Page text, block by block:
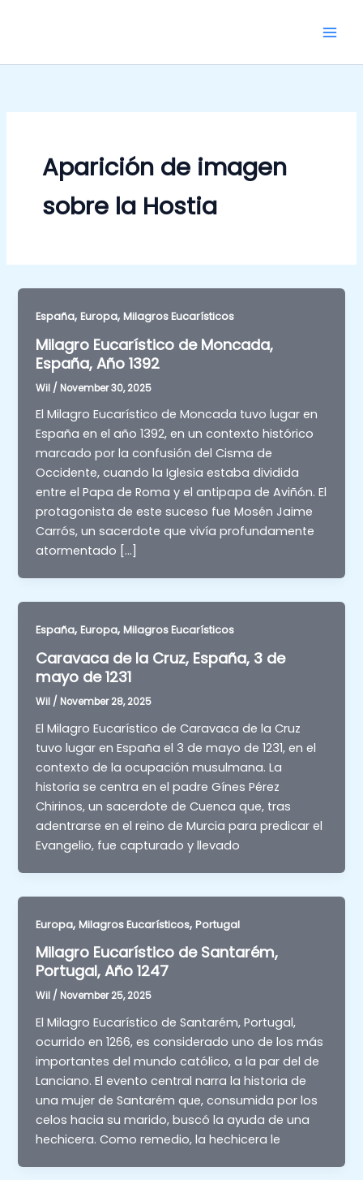
Aparición de imagen
sobre la Hostia
España,Europa,Milagros Eucarísticos
Milagro Eucarístico de Moncada,
España, Año 1392
Wil / November 30, 2025
El Milagro Eucarístico de Moncada tuvo lugar en
España en el año 1392, en un contexto histórico
marcado por la confusión del Cisma de
Occidente, cuando la Iglesia estaba dividida
entre el Papa de Roma y el antipapa de Aviñón. El
protagonista de este suceso fue Mosén Jaime
Carrós, un sacerdote que vivía profundamente
atormentado […]
España,Europa,Milagros Eucarísticos
Caravaca de la Cruz, España, 3 de
mayo de 1231
Wil / November 28, 2025
El Milagro Eucarístico de Caravaca de la Cruz
tuvo lugar en España el 3 de mayo de 1231, en el
contexto de la ocupación musulmana. La
historia se centra en el padre Gínes Pérez
Chirinos, un sacerdote de Cuenca que, tras
adentrarse en el reino de Murcia para predicar el
Evangelio, fue capturado y llevado
Europa,Milagros Eucarísticos,Portugal
Milagro Eucarístico de Santarém,
Portugal, Año 1247
Wil / November 25, 2025
El Milagro Eucarístico de Santarém, Portugal,
ocurrido en 1266, es considerado uno de los más
importantes del mundo católico, a la par del de
Lanciano. El evento central narra la historia de
una mujer de Santarém que, consumida por los
celos hacia su marido, buscó la ayuda de una
hechicera. Como remedio, la hechicera le